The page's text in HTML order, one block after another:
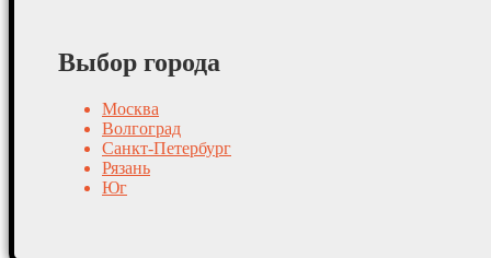
Выбор города
Москва
Волгоград
Санкт-Петербург
Рязань
Юг